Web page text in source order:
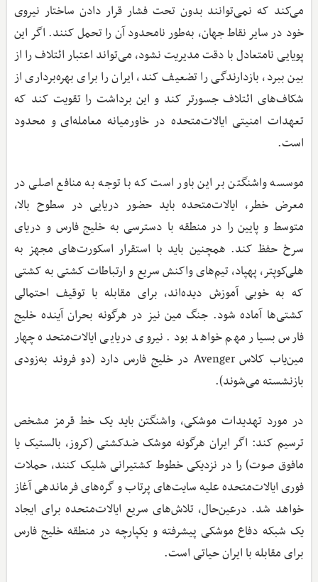
می‌کند که نمی‌توانند بدون تحت فشار قرار دادن ساختار نیروی
خود در سایر نقاط جهان، به‌طور نامحدود آن را تحمل کنند. اگر این
پویایی نامتعادل با دقت مدیریت نشود، می‌تواند اعتبار ائتلاف را از
بین ببرد، بازدارندگی را تضعیف کند، ایران را برای بهره‌برداری از
شکاف‌های ائتلاف جسورتر کند و این برداشت را تقویت کند که
تعهدات امنیتی ایالات‌متحده در خاورمیانه معامله‌ای و محدود
است.
موسسه واشنگتن بر این باور است که با توجه به منافع اصلی در
معرض خطر، ایالات‌متحده باید حضور دریایی در سطوح بالا،
متوسط و پایین را در منطقه با دسترسی به خلیج فارس و دریای
سرخ حفظ کند. همچنین باید با استقرار اسکورت‌های مجهز به
هلی‌کوپتر، پهپاد، تیم‌های واکنش سریع و ارتباطات کشتی به کشتی
که به خوبی آموزش دیده‌اند، برای مقابله با توقیف احتمالی
کشتی‌ها آماده شود. جنگ مین نیز در هرگونه بحران آینده خلیج
فارس بسیار مهم خواهد بود. نیروی دریایی ایالات‌متحده چهار
مین‌یاب کلاس Avenger در خلیج فارس دارد (دو فروند به‌زودی
بازنشسته می‌شوند).
در مورد تهدیدات موشکی، واشنگتن باید یک خط قرمز مشخص
ترسیم کند: اگر ایران هرگونه موشک ضدکشتی (کروز، بالستیک یا
مافوق صوت) را در نزدیکی خطوط کشتیرانی شلیک کنند، حملات
فوری ایالات‌متحده علیه سایت‌های پرتاب و گره‌های فرماندهی آغاز
خواهد شد. درعین‌حال، تلاش‌های سریع ایالات‌متحده برای ایجاد
یک شبکه دفاع موشکی پیشرفته و یکپارچه در منطقه خلیج فارس
برای مقابله با ایران حیاتی است.